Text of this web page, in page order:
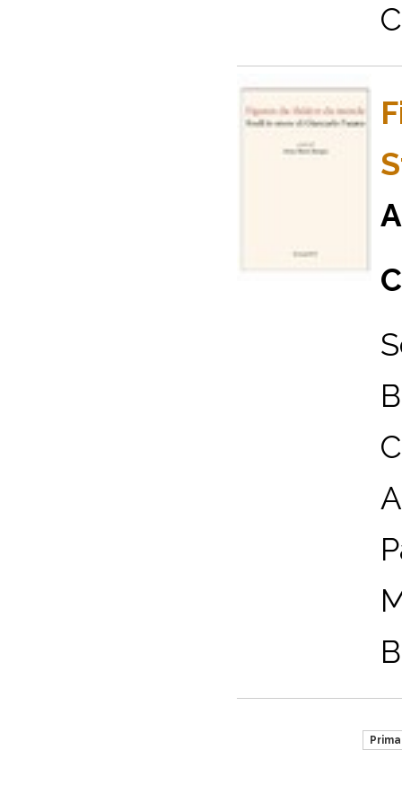
Prima